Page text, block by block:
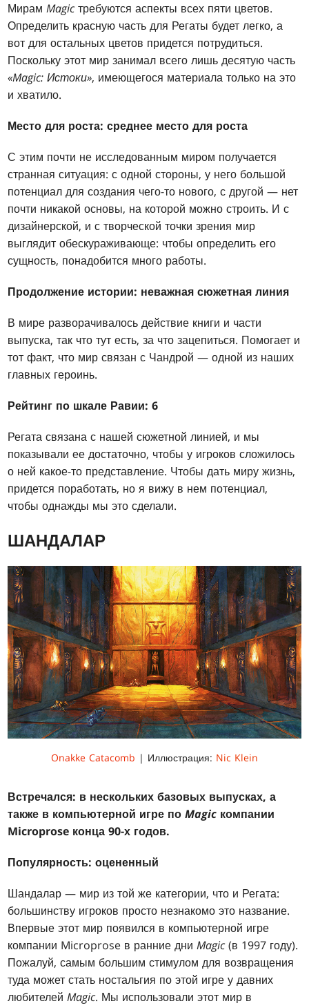
МирамMagic требуются аспекты всех пяти цветов.
Определить красную часть для Регаты будет легко, а
вот для остальных цветов придется потрудиться.
Поскольку этот мир занимал всего лишь десятую часть
«Magic: Истоки», имеющегося материала только на это
и хватило.
Место для роста: среднее место для роста
С этим почти не исследованным миром получается
странная ситуация: с одной стороны, у него большой
потенциал для создания чего-то нового, с другой — нет
почти никакой основы, на которой можно строить. И с
дизайнерской, и с творческой точки зрения мир
выглядит обескураживающе: чтобы определить его
сущность, понадобится много работы.
Продолжение истории: неважная сюжетная линия
В мире разворачивалось действие книги и части
выпуска, так что тут есть, за что зацепиться. Помогает и
тот факт, что мир связан с Чандрой — одной из наших
главных героинь.
Рейтинг по шкале Равии: 6
Регата связана с нашей сюжетной линией, и мы
показывали ее достаточно, чтобы у игроков сложилось
о ней какое-то представление. Чтобы дать миру жизнь,
придется поработать, но я вижу в нем потенциал,
чтобы однажды мы это сделали.
ШАНДАЛАР
Onakke Catacomb | Иллюстрация: Nic Klein
Встречался: в нескольких базовых выпусках, а
также в компьютерной игре поMagic компании
Microprose конца 90-х годов.
Популярность: оцененный
Шандалар — мир из той же категории, что и Регата:
большинству игроков просто незнакомо это название.
Впервые этот мир появился в компьютерной игре
компании Microprose в ранние дниMagic (в 1997 году).
Пожалуй, самым большим стимулом для возвращения
туда может стать ностальгия по этой игре у давних
любителейMagic. Мы использовали этот мир в